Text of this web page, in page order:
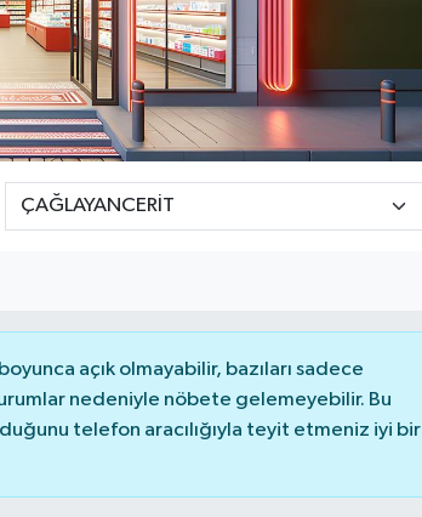
açık olmayabilir, bazıları sadece
nedeniyle nöbete gelemeyebilir. Bu
telefon aracılığıyla teyit etmeniz iyi bir